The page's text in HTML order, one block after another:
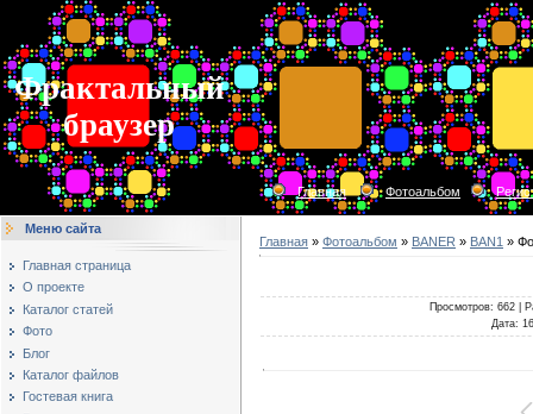
Фрактальный
браузер
Главная Фотоальбом
Меню сайта
Главная страница
О проекте
Каталог статей
Фото
Блог
Каталог файлов
Гостевая книга
Главная » Фотоальбом » BANER » BAN1 »
Просмотров: 662 |
Дата: